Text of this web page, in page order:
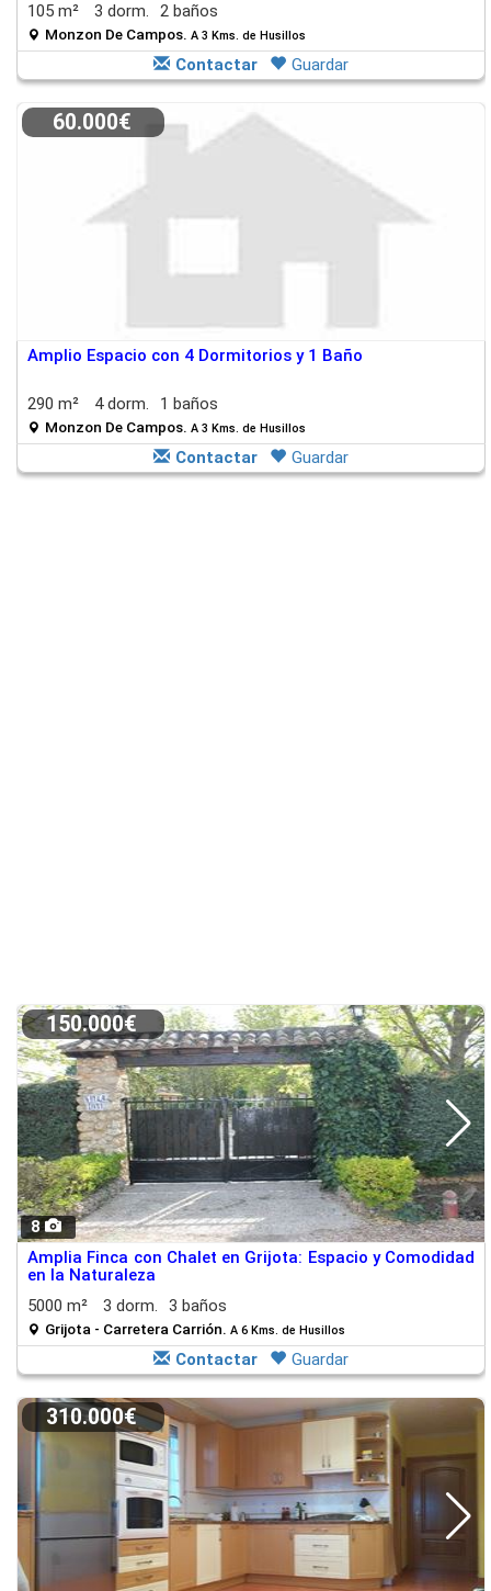
105 m²
3 dorm. 2 baños
Monzon De Campos. A 3 Kms. de Husillos
Contactar Guardar
60.000€
Amplio Espacio con 4 Dormitorios y 1 Baño
290 m² 4 dorm. 1 baños
Monzon De Campos. A 3 Kms. de Husillos
Contactar Guardar
8
150.000€
Amplia Finca con Chalet en Grijota: Espacio y Comodidad
en la Naturaleza
5000 m²
3 dorm. 3 baños
Grijota - Carretera Carrión. A 6 Kms. de Husillos
Contactar Guardar
310.000€